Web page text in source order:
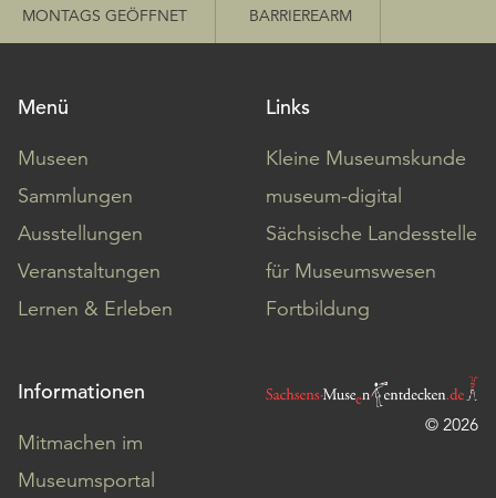
MONTAGS GEÖFFNET BARRIEREARM
Menü
Museen
Sammlungen
Ausstellungen
Veranstaltungen
Lernen & Erleben
Links
Kleine Museumskunde
museum-digital
Sächsische Landesstelle
für Museumswesen
Fortbildung
Informationen
Mitmachen im
Museumsportal
© 2026